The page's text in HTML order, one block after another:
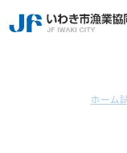
ホーム